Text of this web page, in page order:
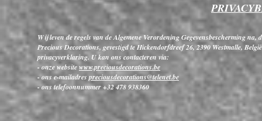
Wij leven de regels van de Algemene Verordening Gegevensbescherming na,
Precious Decorations, gevestigd te Hickendorfdreef 26, 2390 Westmalle,
privacyverklaring. U kan ons contacteren via:
- onze websitewww.preciousdecorations.be
- ons e-mailadrespreciousdecorations@telenet.be
- ons telefoonnummer +32 478 938360